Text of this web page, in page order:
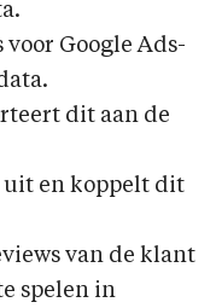
Google Ads-
dit aan de
uit en koppelt dit
van de klant
spelen in